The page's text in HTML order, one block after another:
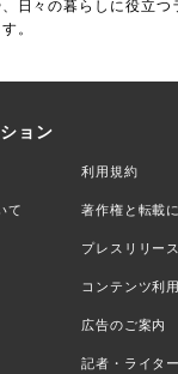
日々の暮らしに役立
。
ョン
利用規約
て 著作権と転載
プレスリリー
コンテンツ利
広告のご案内
記者・ライタ